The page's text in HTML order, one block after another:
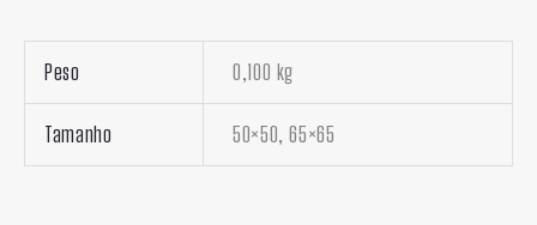
Peso 0,100 kg
Tamanho 50×50, 65×65